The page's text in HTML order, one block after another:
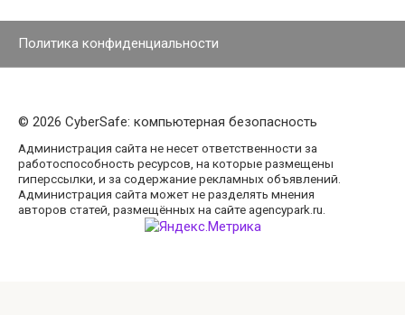
Политика конфиденциальности
© 2026 CyberSafe: компьютерная безопасность
Администрация сайта не несет ответственности за
работоспособность ресурсов, на которые размещены
гиперссылки, и за содержание рекламных объявлений.
Администрация сайта может не разделять мнения
авторов статей, размещённых на сайте agencypark.ru.